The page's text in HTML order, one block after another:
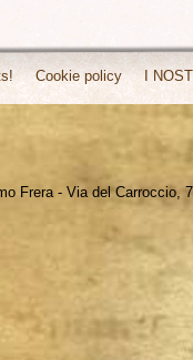
Cookie policy I
Frera - Via del